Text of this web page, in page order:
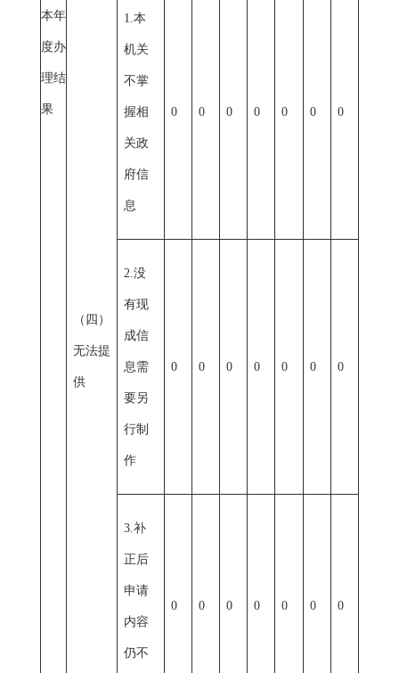
本年
度办
理结
果
（四）
无法提
供
1.本
机关
不掌
握相
关政
府信
息
0 0 0 0 0 0 0
2.没
有现
成信
息需
要另
行制
作
0 0 0 0 0 0 0
3.补
正后
申请
内容
仍不
0 0 0 0 0 0 0